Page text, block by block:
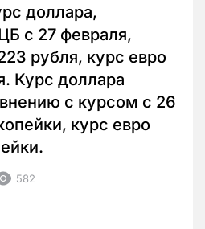
доллара,
с 27 февраля,
рубля, курс евро
Курс доллара
с курсом с 26
курс евро
582